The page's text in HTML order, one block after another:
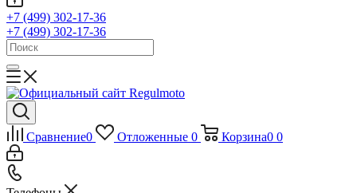
+7 (499) 302-17-36
+7 (499) 302-17-36
Сравнение0 Отложенные 0 Корзина0 0